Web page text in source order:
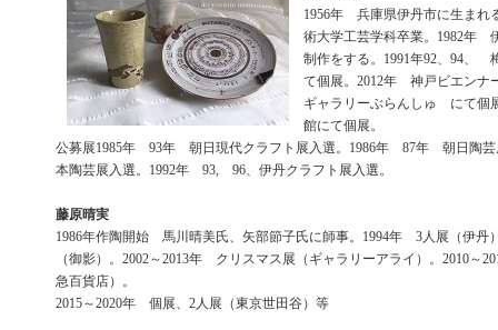
1956年 兵庫県伊丹市に生まれ
術大学工芸学科卒業。1982年
制作をする。1991年92、94、
て個展。2012年 神戸ビエン
ギャラリーぶらんしゅ にて個
館にて個展。
公募展1985年 93年 朝日現代クラフト展入選。1986年 87年 朝日陶
本陶芸展入選。1992年 93, 96、伊丹クラフト展入選。
藤原晴実
1986年作陶開始 馬川晴美氏、矢部節子氏に師事。1994年 3人展（伊丹
（御影）。2002～2013年 クリスマス展（ギャラリーアライ）。2010～
急百貨店）。
2015～2020年 個展、2人展（東京世田谷）等